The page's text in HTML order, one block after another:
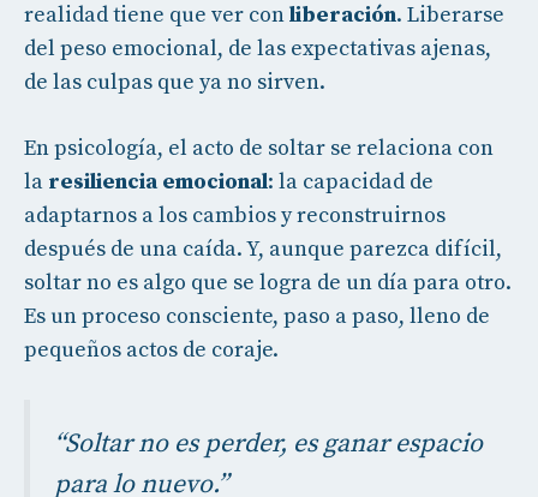
realidad tiene que ver conliberación. Liberarse
del peso emocional, de las expectativas ajenas,
de las culpas que ya no sirven.
En psicología, el acto de soltar se relaciona con
la resiliencia emocional: la capacidad de
adaptarnos a los cambios y reconstruirnos
después de una caída. Y, aunque parezca difícil,
soltar no es algo que se logra de un día para otro.
Es un proceso consciente, paso a paso, lleno de
pequeños actos de coraje.
“Soltar no es perder, es ganar espacio
para lo nuevo.”